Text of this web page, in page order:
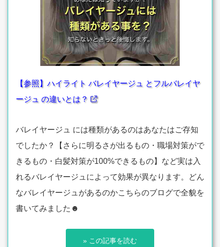
【参照】ハイライト バレイヤージュ とフルバレイヤ
ージュ の違いとは？
バレイヤージュ には種類があるのはあなたはご存知
でしたか？【さらに明るさが出るもの・職場対策がで
きるもの・白髪対策が100%できるもの】など実は入
れるバレイヤージュによって効果が異なります。どん
なバレイヤージュがあるのかこちらのブログで全貌を
書いてみました☻
» この記事を読む